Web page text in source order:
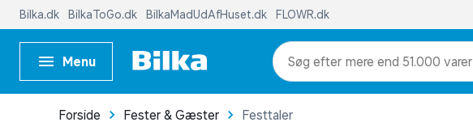
Bilka.dk BilkaToGo.dk BilkaMadUdAfHuset.dk FLOWR.dk
Menu mere end 51.000 varer
Forside Fester & Gæster Festtaler